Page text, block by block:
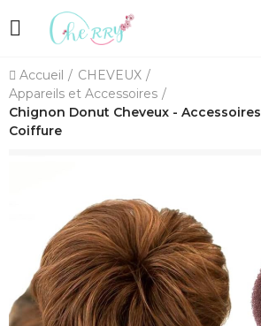
Accueil
CHEVEUX
Appareils et Accessoires
Chignon Donut Cheveux - Accessoires
Coiffure